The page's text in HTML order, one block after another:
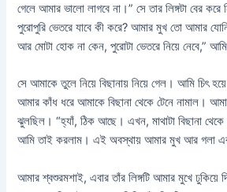
গেলে আমার ভালো লাগবে না।” সে তার লিঙ্গটা বের
পুরোপুরি ভেতরে যাবে কী করে? আমার মুখ তো আমার
আর মোটা হোক না কেন, পুরোটা ভেতরে নিয়ে নেবে,”
সে আমাকে তুলে নিয়ে বিছানায় নিয়ে গেল। আমি চিৎ
আমার কাঁধ ধরে আমাকে বিছানা থেকে টেনে নামাল।
ঝুলছিল। “হ্যাঁ, ঠিক আছে। এখন, মাথাটা বিছানা
আমি তাই করলাম। এই অবস্থায় আমার মুখ আর গলা
আমার শ্বশুরমশাই, এবার তাঁর লিঙ্গটি আমার মুখে ঢুকিয়ে